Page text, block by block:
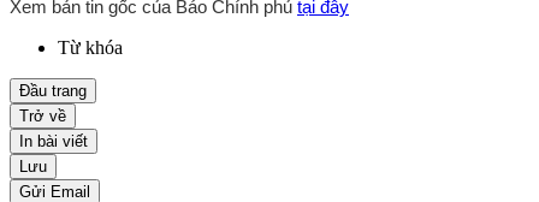
Xem bản tin gốc của Báo Chính phủ tại đây
Từ khóa
Đầu trang
Trở về
In bài viết
Lưu
Gửi Email